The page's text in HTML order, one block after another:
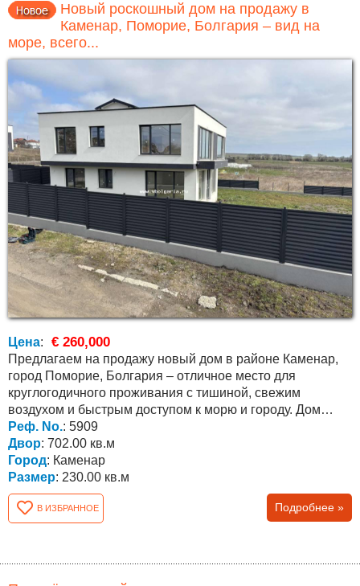
Новый роскошный дом на продажу в
Каменар, Поморие, Болгария – вид на
море, всего...
Цена: € 260,000
Предлагаем на продажу новый дом в районе Каменар,
город Поморие, Болгария – отличное место для
круглогодичного проживания с тишиной, свежим
воздухом и быстрым доступом к морю и городу. Дом
расположен...
Реф. No.: 5909
Двор: 702.00 кв.м
Город: Каменар
Размер: 230.00 кв.м
В ИЗБРАННОЕ Подробнее »